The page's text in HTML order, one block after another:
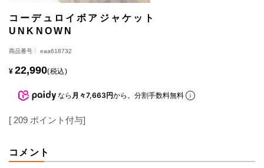
コーデュロイボアジャケット
UNKNOWN
商品番号 eaa618732
¥ 22,990 税込
なら 月々7,663円から。分割手数料無料
[ 209 ポイント付与]
コメント